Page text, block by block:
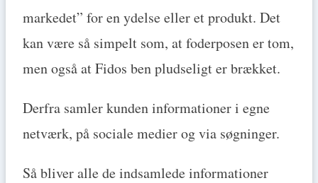
markedet” for en ydelse eller et produkt. Det
kan være så simpelt som, at foderposen er tom,
men også at Fidos ben pludseligt er brækket.
Derfra samler kunden informationer i egne
netværk, på sociale medier og via søgninger.
Så bliver alle de indsamlede informationer